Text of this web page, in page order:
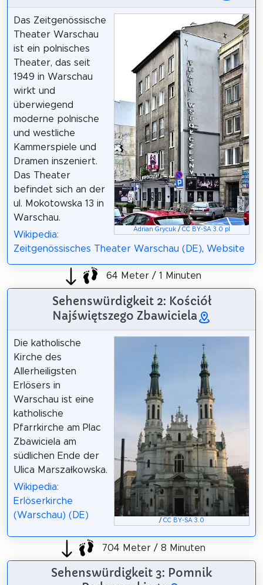
Adrian Grycuk /CC BY-SA 3.0 pl
Das Zeitgenössische
Theater Warschau
ist ein polnisches
Theater, das seit
1949 in Warschau
wirkt und
überwiegend
moderne polnische
und westliche
Kammerspiele und
Dramen inszeniert.
Das Theater
befindet sich an der
ul. Mokotowska 13 in
Warschau.
Wikipedia:
Zeitgenössisches Theater Warschau (DE), Website
64 Meter / 1 Minuten
Sehenswürdigkeit 2: Kościół
Najświętszego Zbawiciela
/CC BY-SA 3.0
Die katholische
Kirche des
Allerheiligsten
Erlösers in
Warschau ist eine
katholische
Pfarrkirche am Plac
Zbawiciela am
südlichen Ende der
Ulica Marszałkowska.
Wikipedia:
Erlöserkirche
(Warschau) (DE)
704 Meter / 8 Minuten
Sehenswürdigkeit 3: Pomnik